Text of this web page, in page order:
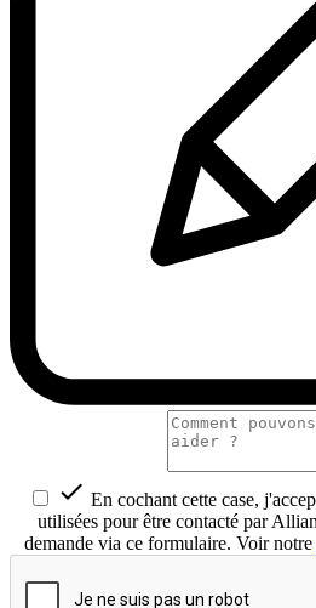
 En cochant cette case,
utilisées pour être contacté par
demande via ce formulaire. Voir notre